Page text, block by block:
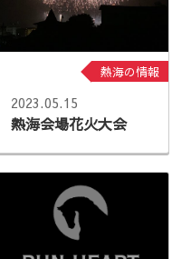
熱海の情報
2023.05.15
熱海会場花火大会